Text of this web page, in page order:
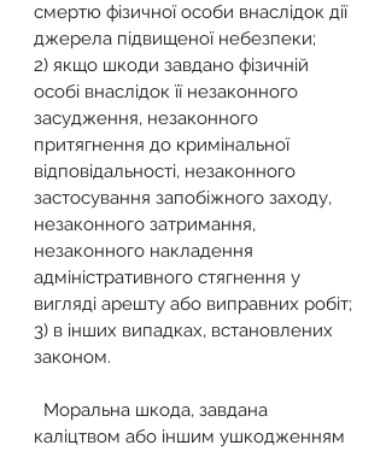
смертю фізичної особи внаслідок дії
джерела підвищеної небезпеки;
2) якщо шкоди завдано фізичній
особі внаслідок її незаконного
засудження, незаконного
притягнення до кримінальної
відповідальності, незаконного
застосування запобіжного заходу,
незаконного затримання,
незаконного накладення
адміністративного стягнення у
вигляді арешту або виправних робіт;
3) в інших випадках, встановлених
законом.
каліцтвом або іншим ушкодженням